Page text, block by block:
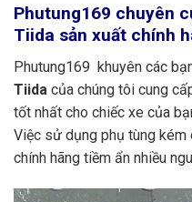
Phutung169 chuyên
Tiida sản xuất chính
Phutung169 khuyên các
Tiida của chúng tôi cung
tốt nhất cho chiếc xe của
Việc sử dụng phụ tùng
chính hãng tiềm ẩn nhiều